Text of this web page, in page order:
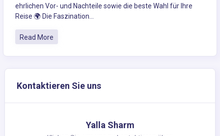
ehrlichen Vor- und Nachteile sowie die beste Wahl für Ihre
Reise 🌍 Die Faszination...
Read More
Kontaktieren Sie uns
Yalla Sharm